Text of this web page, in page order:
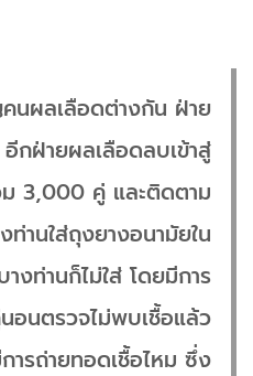
นผลเลือดต่างกัน ฝ่าย
กฝ่ายผลเลือดลบเข้าสู่
ม 3,000 คู่ และติดตาม
านใส่ถุงยางอนามัยใน
ท่านก็ไม่ใส่ โดยมีการ
อนตรวจไม่พบเชื้อแล้ว
ารถ่ายทอดเชื้อไหม ซึ่ง